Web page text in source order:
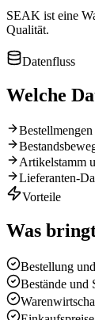
SEAK ist eine
Qualität.
Datenfluss
Welche
Artikelstamm
Lieferanten-
Vorteile
Was
Bestellung
Bestände und